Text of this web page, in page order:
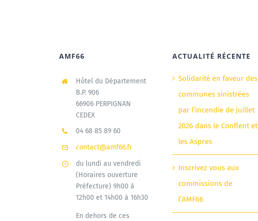
AMF66
Hôtel du Département
B.P. 906
66906 PERPIGNAN
CEDEX
04 68 85 89 60
contact@amf66.fr
du lundi au vendredi
(Horaires ouverture
Préfecture) 9h00 à
12h00 et 14h00 à 16h30
En dehors de ces
ACTUALITÉ RÉCENTE
Solidarité en faveur des
communes sinistrées
par l’incendie de juillet
2026 dans le Conflent et
les Aspres
Inscrivez vous aux
commissions de
l’AMF66